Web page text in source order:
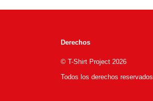
Derechos
© T-Shirt Project 2026
Todos los derechos reservados